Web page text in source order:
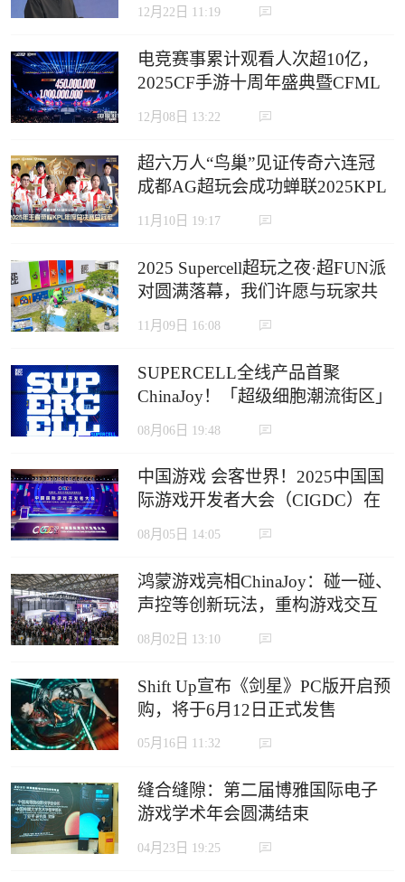
12月22日 11:19
电竞赛事累计观看人次超10亿，
2025CF手游十周年盛典暨CFML
秋季赛S18总决赛收官
12月08日 13:22
超六万人“鸟巢”见证传奇六连冠
成都AG超玩会成功蝉联2025KPL
年度总决赛冠军
11月10日 19:17
2025 Supercell超玩之夜·超FUN派
对圆满落幕，我们许愿与玩家共
赴下一个十年
11月09日 16:08
SUPERCELL全线产品首聚
ChinaJoy！「超级细胞潮流街区」
定义沉浸式游戏新生态
08月06日 19:48
中国游戏 会客世界！2025中国国
际游戏开发者大会（CIGDC）在
虹口北外滩成功举办
08月05日 14:05
鸿蒙游戏亮相ChinaJoy：碰一碰、
声控等创新玩法，重构游戏交互
边界
08月02日 13:10
Shift Up宣布《剑星》PC版开启预
购，将于6月12日正式发售
05月16日 11:32
缝合缝隙：第二届博雅国际电子
游戏学术年会圆满结束
04月23日 19:25